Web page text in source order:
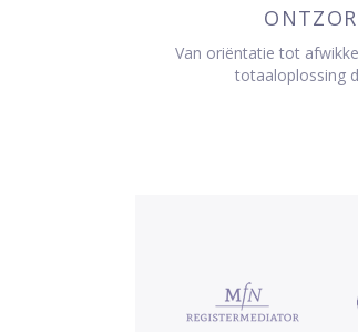
Van oriëntatie tot
totaaloplossing